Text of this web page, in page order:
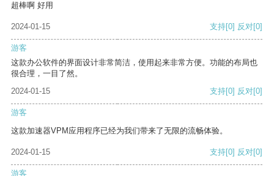
超棒啊 好用
2024-01-15 支持[0] 反对[0]
游客
这款办公软件的界面设计非常简洁，使用起来非常方便。功能的布局也
很合理，一目了然。
2024-01-15
支持[0] 反对[0]
游客
这款加速器VPM应用程序已经为我们带来了无限的流畅体验。
2024-01-15 支持[0] 反对[0]
游客